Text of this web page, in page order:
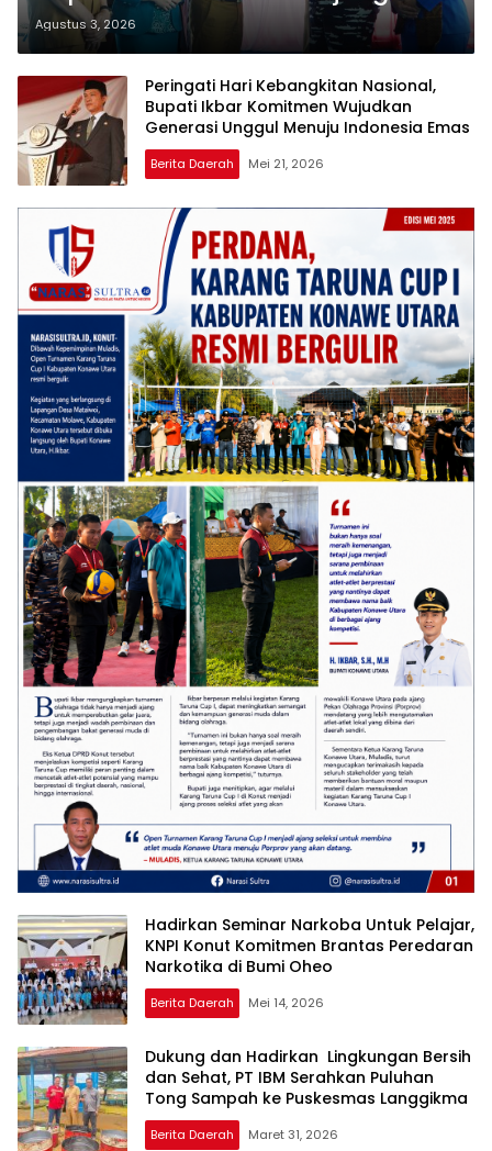
Komandan Danlanal Kendari
Agustus 3, 2026
Peringati Hari Kebangkitan Nasional,
Bupati Ikbar Komitmen Wujudkan
Generasi Unggul Menuju Indonesia Emas
Berita Daerah Mei 21, 2026
Hadirkan Seminar Narkoba Untuk Pelajar,
KNPI Konut Komitmen Brantas Peredaran
Narkotika di Bumi Oheo
Berita Daerah Mei 14, 2026
Dukung dan Hadirkan Lingkungan Bersih
dan Sehat, PT IBM Serahkan Puluhan
Tong Sampah ke Puskesmas Langgikma
Berita Daerah Maret 31, 2026